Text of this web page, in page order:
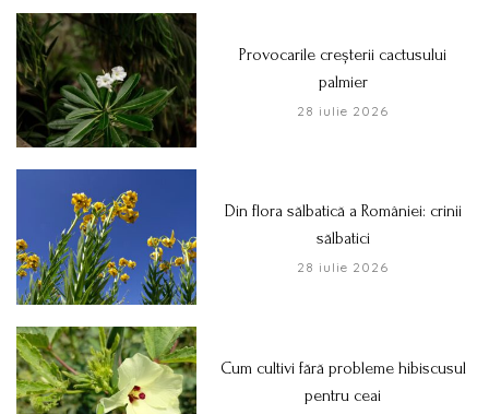
Provocarile creșterii cactusului
palmier
28 iulie 2026
Din flora sălbatică a României: crinii
sălbatici
28 iulie 2026
Cum cultivi fără probleme hibiscusul
pentru ceai